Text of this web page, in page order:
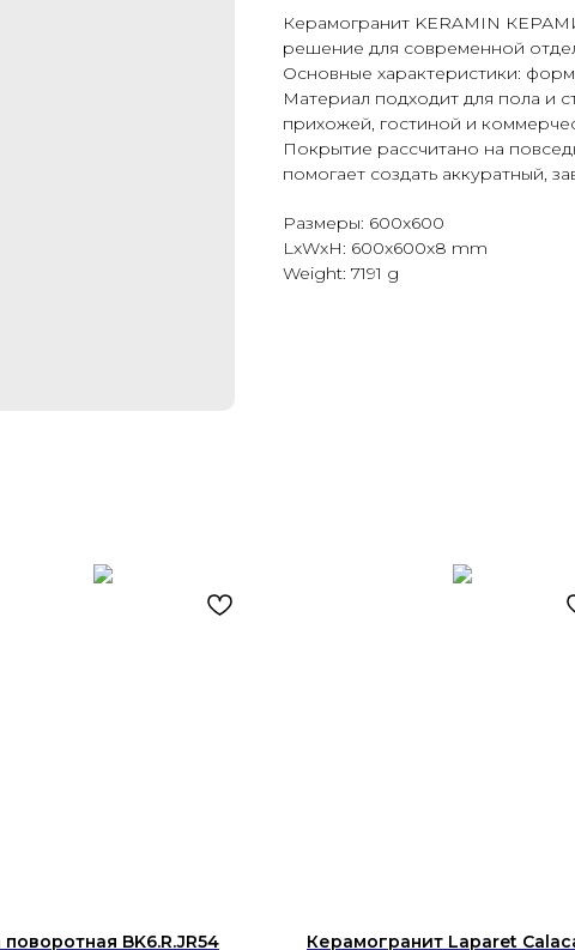
Керамогранит KERAMIN
решение для современной
Основные характеристики:
Материал подходит для пола и
прихожей, гостиной и
Покрытие рассчитано на
помогает создать аккуратный,
Размеры: 600x600
LxWxH: 600x600x8 mm
Weight: 7191 g
поворотная BK6.R.JR54
Керамогранит Laparet